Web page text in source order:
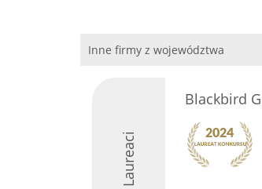
Inne firmy z województwa
Laureaci
Blackbird